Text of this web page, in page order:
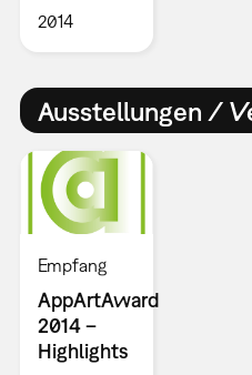
2014
Ausstellungen /
Empfang
AppArtAward
2014 –
Highlights